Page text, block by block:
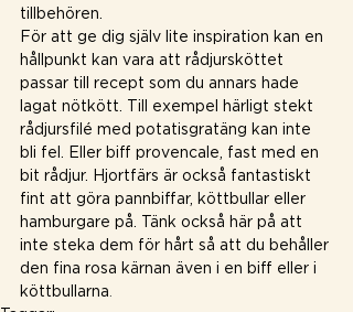
tillbehören.
För att ge dig själv lite inspiration kan en
hållpunkt kan vara att rådjursköttet
passar till recept som du annars hade
lagat nötkött. Till exempel härligt stekt
rådjursfilé med potatisgratäng kan inte
bli fel. Eller biff provencale, fast med en
bit rådjur. Hjortfärs är också fantastiskt
fint att göra pannbiffar, köttbullar eller
hamburgare på. Tänk också här på att
inte steka dem för hårt så att du behåller
den fina rosa kärnan även i en biff eller i
köttbullarna